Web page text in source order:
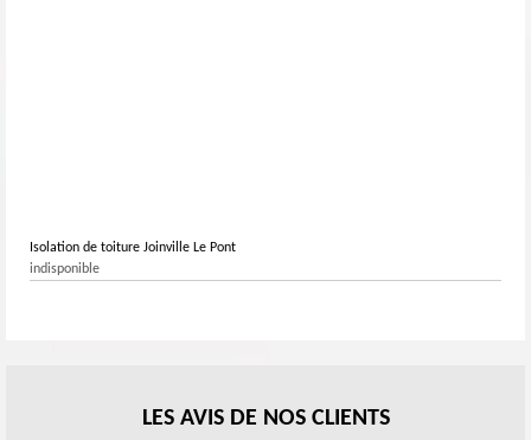
Isolation de toiture Joinville Le Pont
indisponible
LES AVIS DE NOS CLIENTS